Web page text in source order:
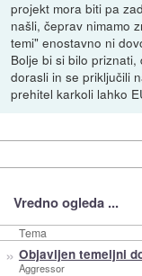
projekt mora biti pa
našli, čeprav nimamo
temi" enostavno ni
Bolje bi si bilo
dorasli in se priključili
prehitel karkoli lahko
Vredno ogleda ...
Tema
» Objavljen temeljni
Aggressor